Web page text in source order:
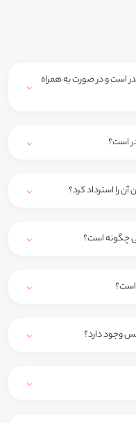
است و در صورت به همراه
است؟
را استرداد کرد؟
چگونه است؟
است؟
وجود دارد؟